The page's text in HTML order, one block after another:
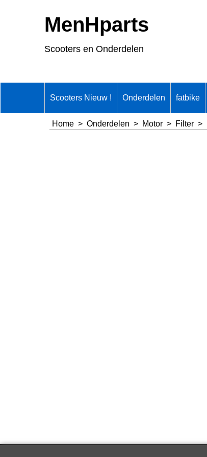
MenHparts
Scooters en Onderdelen
Scooters Nieuw ! Onderdelen fatbike
Home > Onderdelen > Motor > Filter >